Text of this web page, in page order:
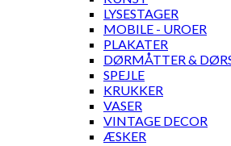
LYSESTAGER
MOBILE - UROER
PLAKATER
DØRMÅTTER &
SPEJLE
KRUKKER
VASER
VINTAGE DECOR
ÆSKER